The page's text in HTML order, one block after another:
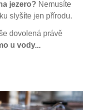
jezero? Nemusíte
slyšíte jen přírodu.
dovolená právě
u vody...